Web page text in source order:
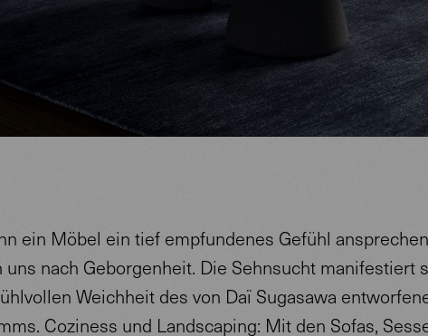
ein Möbel ein tief empfundenes Gefühl
uns nach Geborgenheit. Die Sehnsucht manifestiert
Weichheit des von Daï Sugasawa
Coziness und Landscaping: Mit den Sofas,